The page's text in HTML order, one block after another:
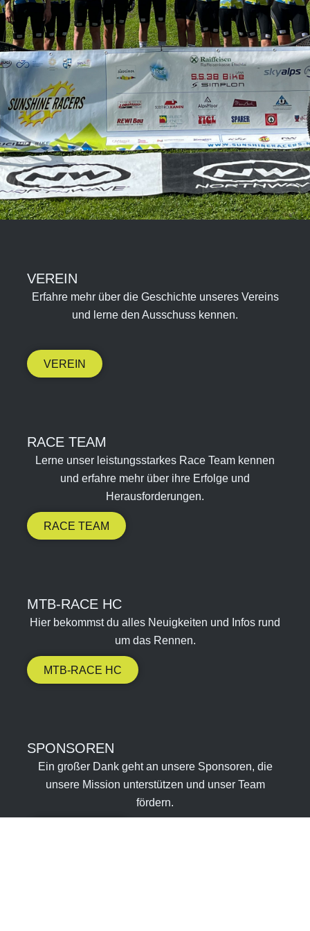
VEREIN
Erfahre mehr über die Geschichte unseres Vereins
und lerne den Ausschuss kennen.
VEREIN
RACE TEAM​
Lerne unser leistungsstarkes Race Team kennen
und erfahre mehr über ihre Erfolge und
Herausforderungen.
RACE TEAM
MTB-RACE HC
Hier bekommst du alles Neuigkeiten und Infos rund
um das Rennen.
MTB-RACE HC
SPONSOREN​
Ein großer Dank geht an unsere Sponsoren, die
unsere Mission unterstützen und unser Team
fördern.